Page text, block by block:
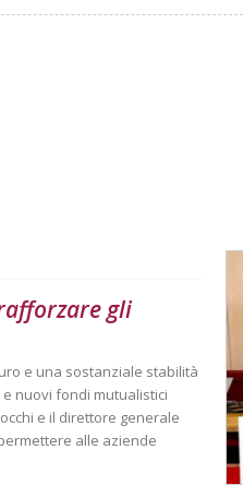
gli
e una sostanziale stabilità
nuovi fondi mutualistici
e il direttore generale
alle aziende